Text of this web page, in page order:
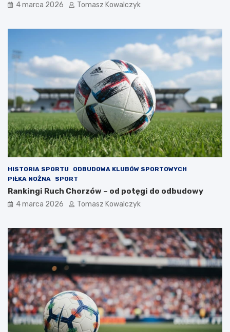
4 marca 2026 Tomasz Kowalczyk
HISTORIA SPORTU
ODBUDOWA KLUBÓW SPORTOWYCH
PIŁKA NOŻNA
SPORT
Rankingi Ruch Chorzów – od potęgi do odbudowy
4 marca 2026 Tomasz Kowalczyk